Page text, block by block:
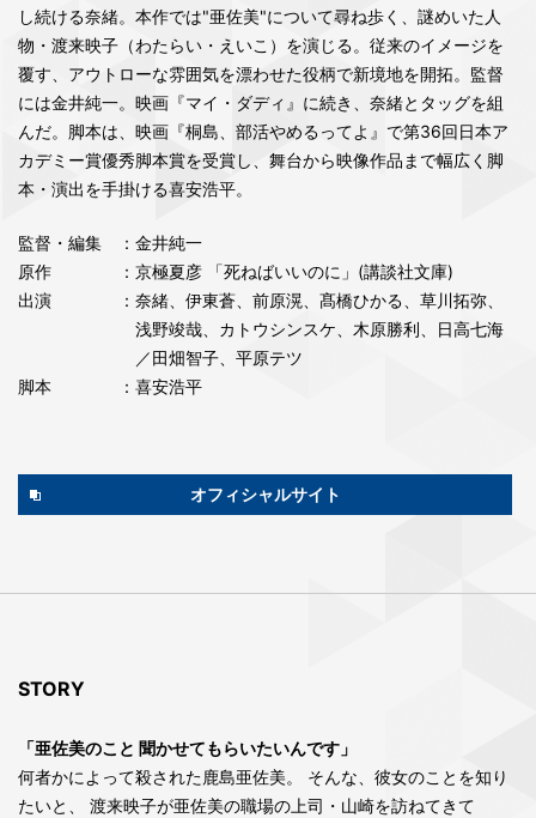
し続ける奈緒。本作では"亜佐美"について尋ね歩く、謎めいた人
物・渡来映子（わたらい・えいこ）を演じる。従来のイメージを
覆す、アウトローな雰囲気を漂わせた役柄で新境地を開拓。監督
には金井純一。映画『マイ・ダディ』に続き、奈緒とタッグを組
んだ。脚本は、映画『桐島、部活やめるってよ』で第36回日本ア
カデミー賞優秀脚本賞を受賞し、舞台から映像作品まで幅広く脚
本・演出を手掛ける喜安浩平。
監督・編集
：金井純一
原作
：京極夏彦 「死ねばいいのに」(講談社文庫)
出演
：奈緒、伊東蒼、前原滉、髙橋ひかる、草川拓弥、
浅野竣哉、カトウシンスケ、木原勝利、日高七海
／田畑智子、平原テツ
脚本
：喜安浩平
オフィシャルサイト
STORY
「亜佐美のこと 聞かせてもらいたいんです」
何者かによって殺された鹿島亜佐美。 そんな、彼女のことを知り
たいと、 渡来映子が亜佐美の職場の上司・山崎を訪ねてきて